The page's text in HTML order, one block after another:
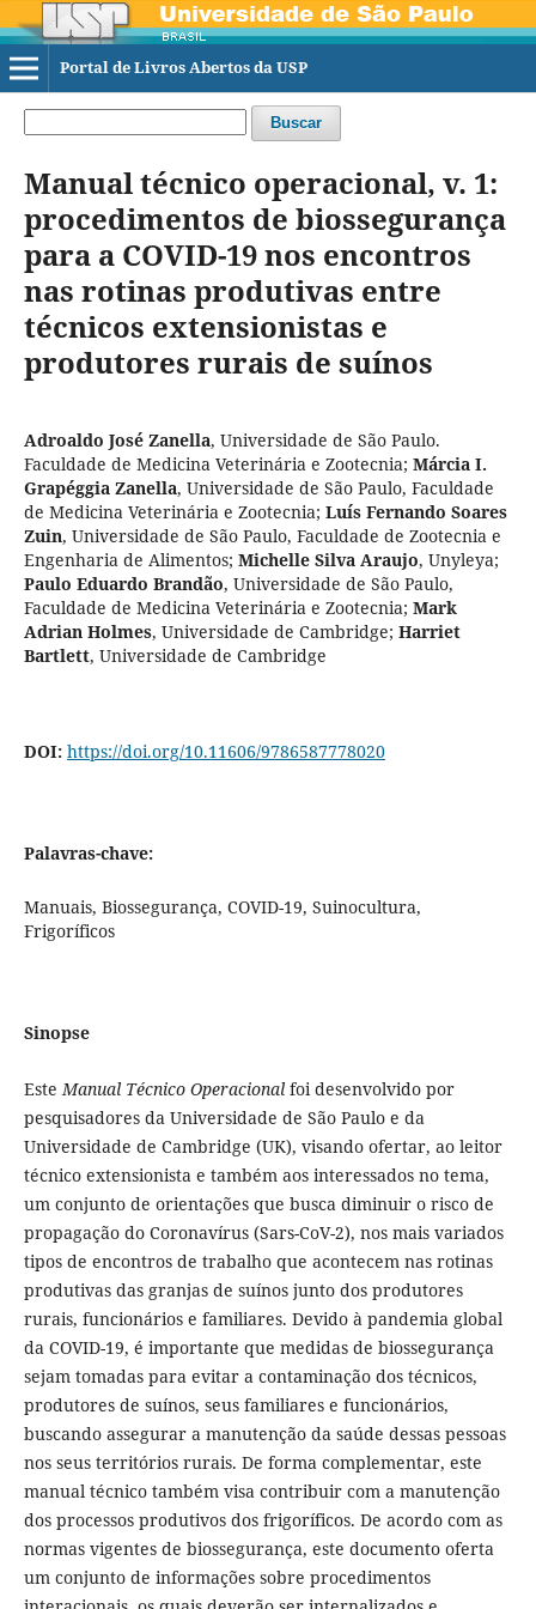
Portal de Livros Abertos da USP
Buscar
Manual técnico operacional, v. 1:
procedimentos de biossegurança
para a COVID-19 nos encontros
nas rotinas produtivas entre
técnicos extensionistas e
produtores rurais de suínos
Adroaldo José Zanella, Universidade de São Paulo.
Faculdade de Medicina Veterinária e Zootecnia; Márcia I.
Grapéggia Zanella, Universidade de São Paulo, Faculdade
de Medicina Veterinária e Zootecnia; Luís Fernando Soares
Zuin, Universidade de São Paulo, Faculdade de Zootecnia e
Engenharia de Alimentos; Michelle Silva Araujo, Unyleya;
Paulo Eduardo Brandão, Universidade de São Paulo,
Faculdade de Medicina Veterinária e Zootecnia; Mark
Adrian Holmes, Universidade de Cambridge; Harriet
Bartlett, Universidade de Cambridge
DOI: https://doi.org/10.11606/9786587778020
Palavras-chave:
Manuais, Biossegurança, COVID-19, Suinocultura,
Frigoríficos
Sinopse
EsteManual Técnico Operacionalfoi desenvolvido por
pesquisadores da Universidade de São Paulo e da
Universidade de Cambridge (UK), visando ofertar, ao leitor
técnico extensionista e também aos interessados no tema,
um conjunto de orientações que busca diminuir o risco de
propagação do Coronavírus (Sars-CoV-2), nos mais variados
tipos de encontros de trabalho que acontecem nas rotinas
produtivas das granjas de suínos junto dos produtores
rurais, funcionários e familiares. Devido à pandemia global
da COVID-19, é importante que medidas de biossegurança
sejam tomadas para evitar a contaminação dos técnicos,
produtores de suínos, seus familiares e funcionários,
buscando assegurar a manutenção da saúde dessas pessoas
nos seus territórios rurais. De forma complementar, este
manual técnico também visa contribuir com a manutenção
dos processos produtivos dos frigoríficos. De acordo com as
normas vigentes de biossegurança, este documento oferta
um conjunto de informações sobre procedimentos